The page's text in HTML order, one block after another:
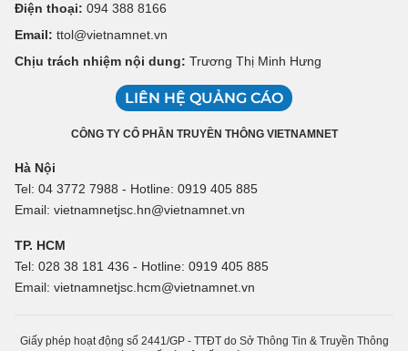
Điện thoại: 094 388 8166
Email: ttol@vietnamnet.vn
Chịu trách nhiệm nội dung: Trương Thị Minh Hưng
LIÊN HỆ QUẢNG CÁO
CÔNG TY CỔ PHẦN TRUYỀN THÔNG VIETNAMNET
Hà Nội
Tel: 04 3772 7988 - Hotline: 0919 405 885
Email: vietnamnetjsc.hn@vietnamnet.vn
TP. HCM
Tel: 028 38 181 436 - Hotline: 0919 405 885
Email: vietnamnetjsc.hcm@vietnamnet.vn
Giấy phép hoạt động số 2441/GP - TTĐT do Sở Thông Tin & Truyền Thông